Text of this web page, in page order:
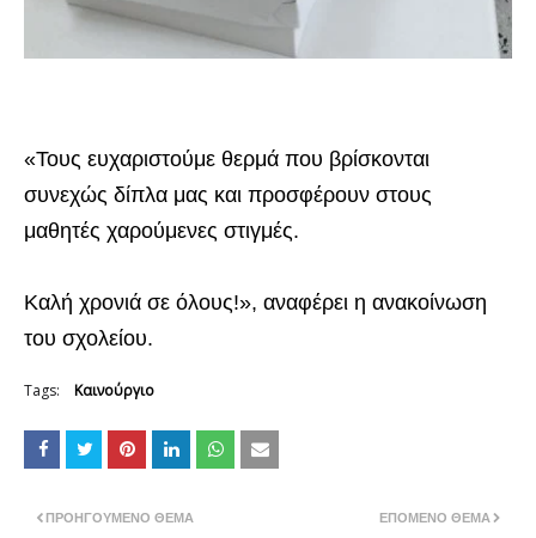
«Τους ευχαριστούμε θερμά που βρίσκονται
συνεχώς δίπλα μας και προσφέρουν στους
μαθητές χαρούμενες στιγμές.
Καλή χρονιά σε όλους!», αναφέρει η ανακοίνωση
του σχολείου.
Tags: Καινούργιο
ΕΠΌΜΕΝΟ ΘΈΜΑ
ΠΡΟΗΓΟΎΜΕΝΟ ΘΈΜΑ